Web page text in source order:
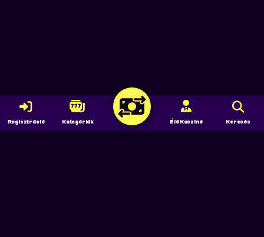
Regisztráció Kategóriák Élő Kaszinó Keresés